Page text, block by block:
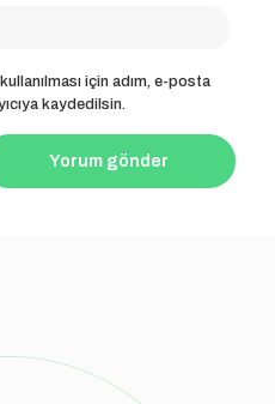
için adım, e-posta
kaydedilsin.